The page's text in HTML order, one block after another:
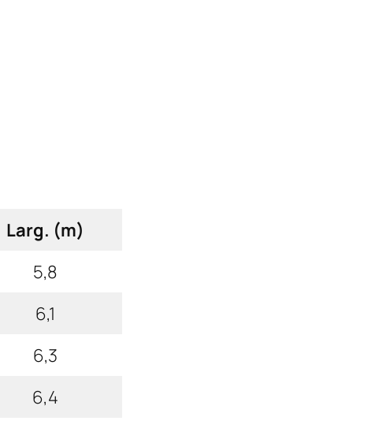
Larg. (m)
5,8
6,1
6,3
6,4